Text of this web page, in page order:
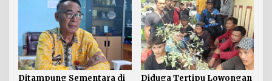
Ditampung Sementara di Diduga Tertipu Lowongan